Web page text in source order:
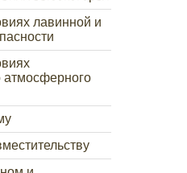
лавинной и